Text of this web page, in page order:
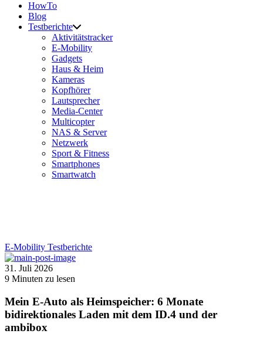
HowTo
Blog
Testberichte
Aktivitätstracker
E-Mobility
Gadgets
Haus & Heim
Kameras
Kopfhörer
Lautsprecher
Media-Center
Multicopter
NAS & Server
Netzwerk
Sport & Fitness
Smartphones
Smartwatch
E-Mobility Testberichte
31. Juli 2026
9 Minuten zu lesen
Mein E-Auto als Heimspeicher: 6 Monate
bidirektionales Laden mit dem ID.4 und der
ambibox